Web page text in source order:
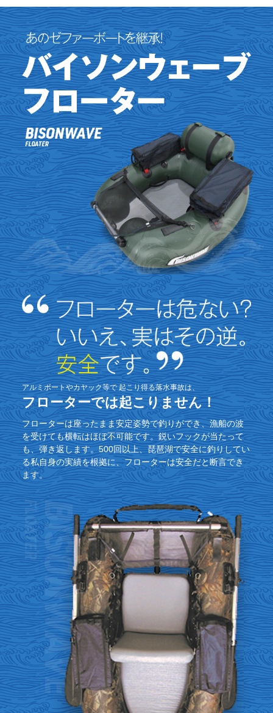
アルミボートやカヤック等で起こり得る落水事故は、
フローターでは起こりません！
フローターは座ったまま安定姿勢で釣りができ、漁船の波
を受けても横転はほぼ不可能です。鋭いフックが当たって
も、弾き返します。500回以上、琵琶湖で安全に釣りしてい
る私自身の実績を根拠に、フローターは安全だと断言でき
ます。